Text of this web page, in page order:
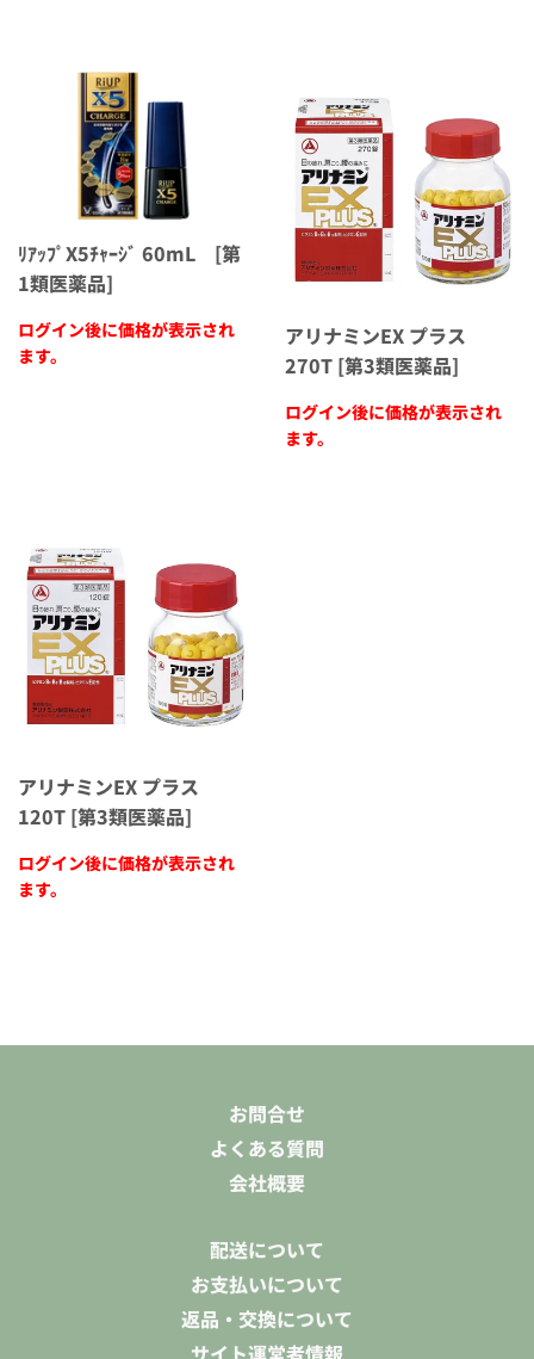
ﾘｱｯﾌﾟX5ﾁｬｰｼﾞ 60mL [第
1類医薬品]
ログイン後に価格が表示され
ます。
アリナミンEX プラス
270T [第3類医薬品]
ログイン後に価格が表示され
ます。
アリナミンEX プラス
120T [第3類医薬品]
ログイン後に価格が表示され
ます。
お問合せ
よくある質問
会社概要
配送について
お支払いについて
返品・交換について
サイト運営者情報